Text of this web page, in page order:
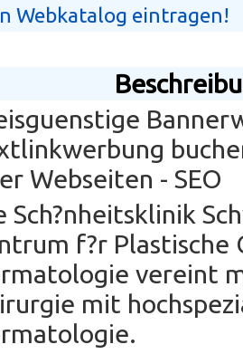
Webkatalog eintragen!
Webseiten - SEO
Sch?nheitsklinik
f?r Plastische
vereint
mit